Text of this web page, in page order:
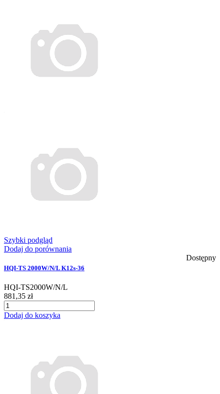
Szybki podgląd
Dodaj do porównania
Dostępny
HQI-TS 2000W/N/L K12s-36
HQI-TS2000W/N/L
881,35 zł
Dodaj do koszyka